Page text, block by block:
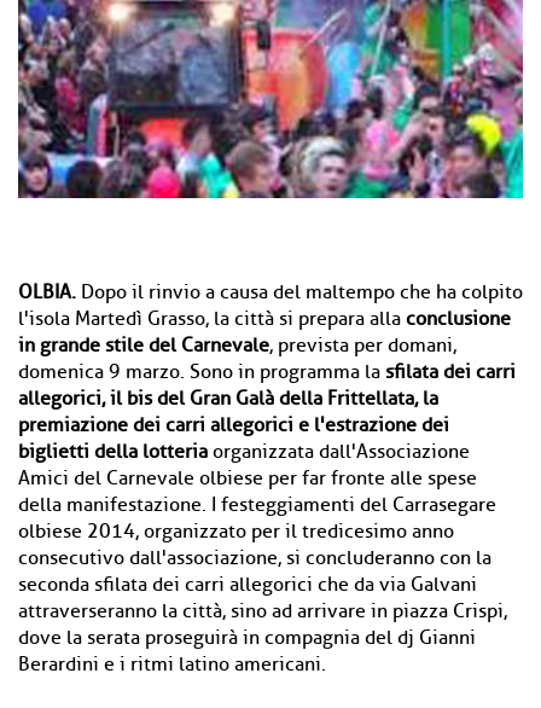
OLBIA. Dopo il rinvio a causa del maltempo che ha colpito
l'isola Martedì Grasso, la città si prepara alla conclusione
in grande stile del Carnevale, prevista per domani,
domenica 9 marzo. Sono in programma la sfilata dei carri
allegorici, il bis del Gran Galà della Frittellata, la
premiazione dei carri allegorici e l'estrazione dei
biglietti della lotteria organizzata dall'Associazione
Amici del Carnevale olbiese per far fronte alle spese
della manifestazione. I festeggiamenti del Carrasegare
olbiese 2014, organizzato per il tredicesimo anno
consecutivo dall'associazione, si concluderanno con la
seconda sfilata dei carri allegorici che da via Galvani
attraverseranno la città, sino ad arrivare in piazza Crispi,
dove la serata proseguirà in compagnia del dj Gianni
Berardini e i ritmi latino americani.